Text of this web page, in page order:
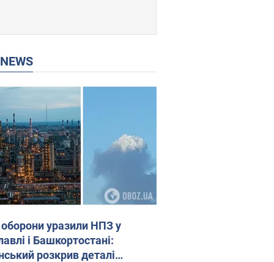
NEWS
уразили НПЗ у
і Башкортостані:
розкрив деталі